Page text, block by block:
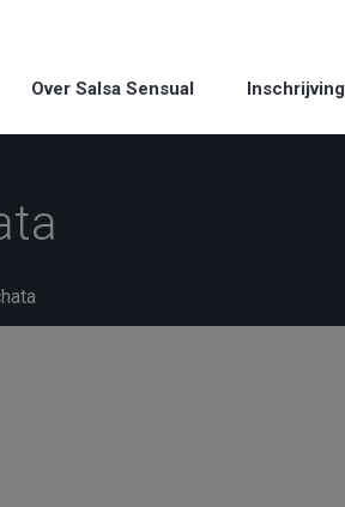
Over Salsa Sensual Inschrijving